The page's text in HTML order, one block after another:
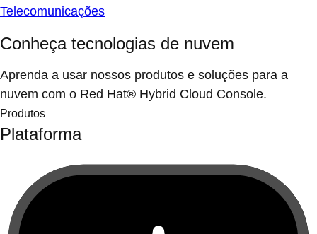
Telecomunicações
Conheça tecnologias de nuvem
Aprenda a usar nossos produtos e soluções para a
nuvem com o Red Hat® Hybrid Cloud Console.
Produtos
Plataforma